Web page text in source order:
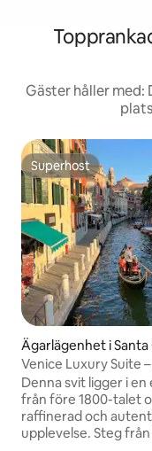
Gäster håller med:
Superhost
Superhost
Ägarlägenhet i Santa
Venice Luxury Suite
design
Denna svit ligger i
från före 1800-talet
raffinerad och
upplevelse. Steg